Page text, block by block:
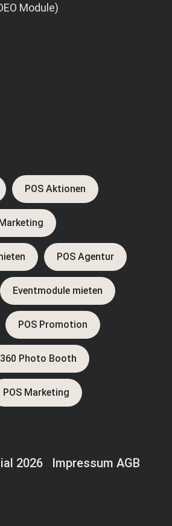
Module)
POS Aktionen
POS Agentur
Eventmodule mieten
POS Promotion
360 Photo Booth
POS Marketing
2026 Impressum AGB